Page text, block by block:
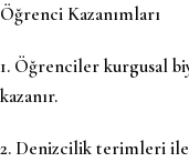
Öğrenci Kazanımları
1. Öğrenciler kurgusal
kazanır.
2. Denizcilik terimleri ile